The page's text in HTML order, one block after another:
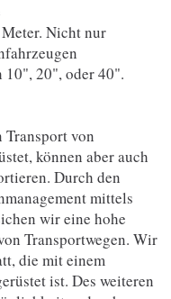
Nicht nur
10", 20", oder 40".
von
können aber auch
Durch den
mittels
wir eine hohe
Transportwegen. Wir
die mit einem
ist. Des weiteren